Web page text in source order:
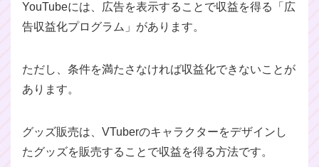
YouTubeには、広告を表示することで収益を得る「広
告収益化プログラム」があります。
ただし、条件を満たさなければ収益化できないことが
あります。
グッズ販売は、VTuberのキャラクターをデザインし
たグッズを販売することで収益を得る方法です。